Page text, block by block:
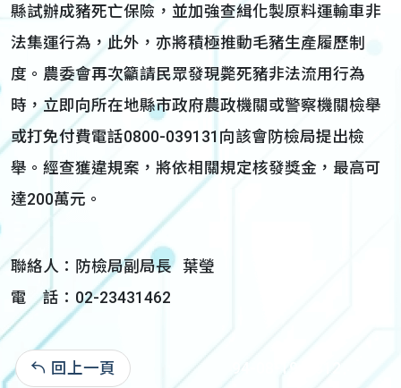
縣試辦成豬死亡保險，並加強查緝化製原料運輸車非
法集運行為，此外，亦將積極推動毛豬生產履歷制
度。農委會再次籲請民眾發現斃死豬非法流用行為
時，立即向所在地縣市政府農政機關或警察機關檢舉
或打免付費電話0800-039131向該會防檢局提出檢
舉。經查獲違規案，將依相關規定核發獎金，最高可
達200萬元。
聯絡人：防檢局副局長 葉瑩
電 話：02-23431462
回上一頁